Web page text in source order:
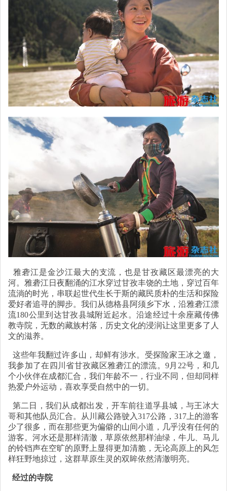
雅砻江是金沙江最大的支流，也是甘孜藏区最漂亮的大
河。雅砻江日夜翻涌的江水穿过甘孜丰饶的土地，穿过百年
流淌的时光，串联起世代生长于斯的藏民质朴的生活和探险
爱好者追寻的脚步。我们从德格县阿须乡下水，沿雅砻江漂
流180公里到达甘孜县城附近起水。沿途经过十余座藏传佛
教寺院，无数的藏族村落，历史文化的浸润让这里更多了人
文的滋养。
这些年我翻过许多山，却鲜有涉水。受探险家王冰之邀，
我参加了在四川省甘孜藏区雅砻江的漂流。9月22号，和几
个小伙伴在成都汇合，我们年龄不一，行业不同，但却同样
热爱户外运动，喜欢享受自然中的一切。
第二日，我们从成都出发，开车前往道孚县城，与王冰大
哥和其他队员汇合。从川藏公路驶入317公路，317上的游客
少了很多，而在那些更为偏僻的山间小道，几乎没有任何的
游客。河水还是那样清澈，草原依然那样油绿，牛儿、马儿
的铃铛声在空旷的原野上显得更加清脆，无论高原上的风怎
样狂野地掠过，这群草原生灵的双眸依然清澈明亮。
经过的寺院